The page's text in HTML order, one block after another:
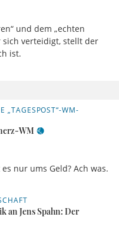
und dem „echten
sich verteidigt, stellt der
ist.
„TAGESPOST“-WM-
WM
nur ums Geld? Ach was.
an Jens Spahn: Der